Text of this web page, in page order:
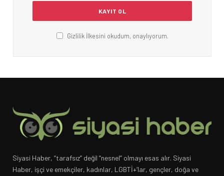
Gizlilik İlkesini okudum, onaylıyorum.
Siyasi Haber, “tarafsız” değil “nesnel” olmayı esas alır. Siyasi
Haber, işçi ve emekçiler, kadınlar, LGBTİ+’lar, gençler, doğa ve